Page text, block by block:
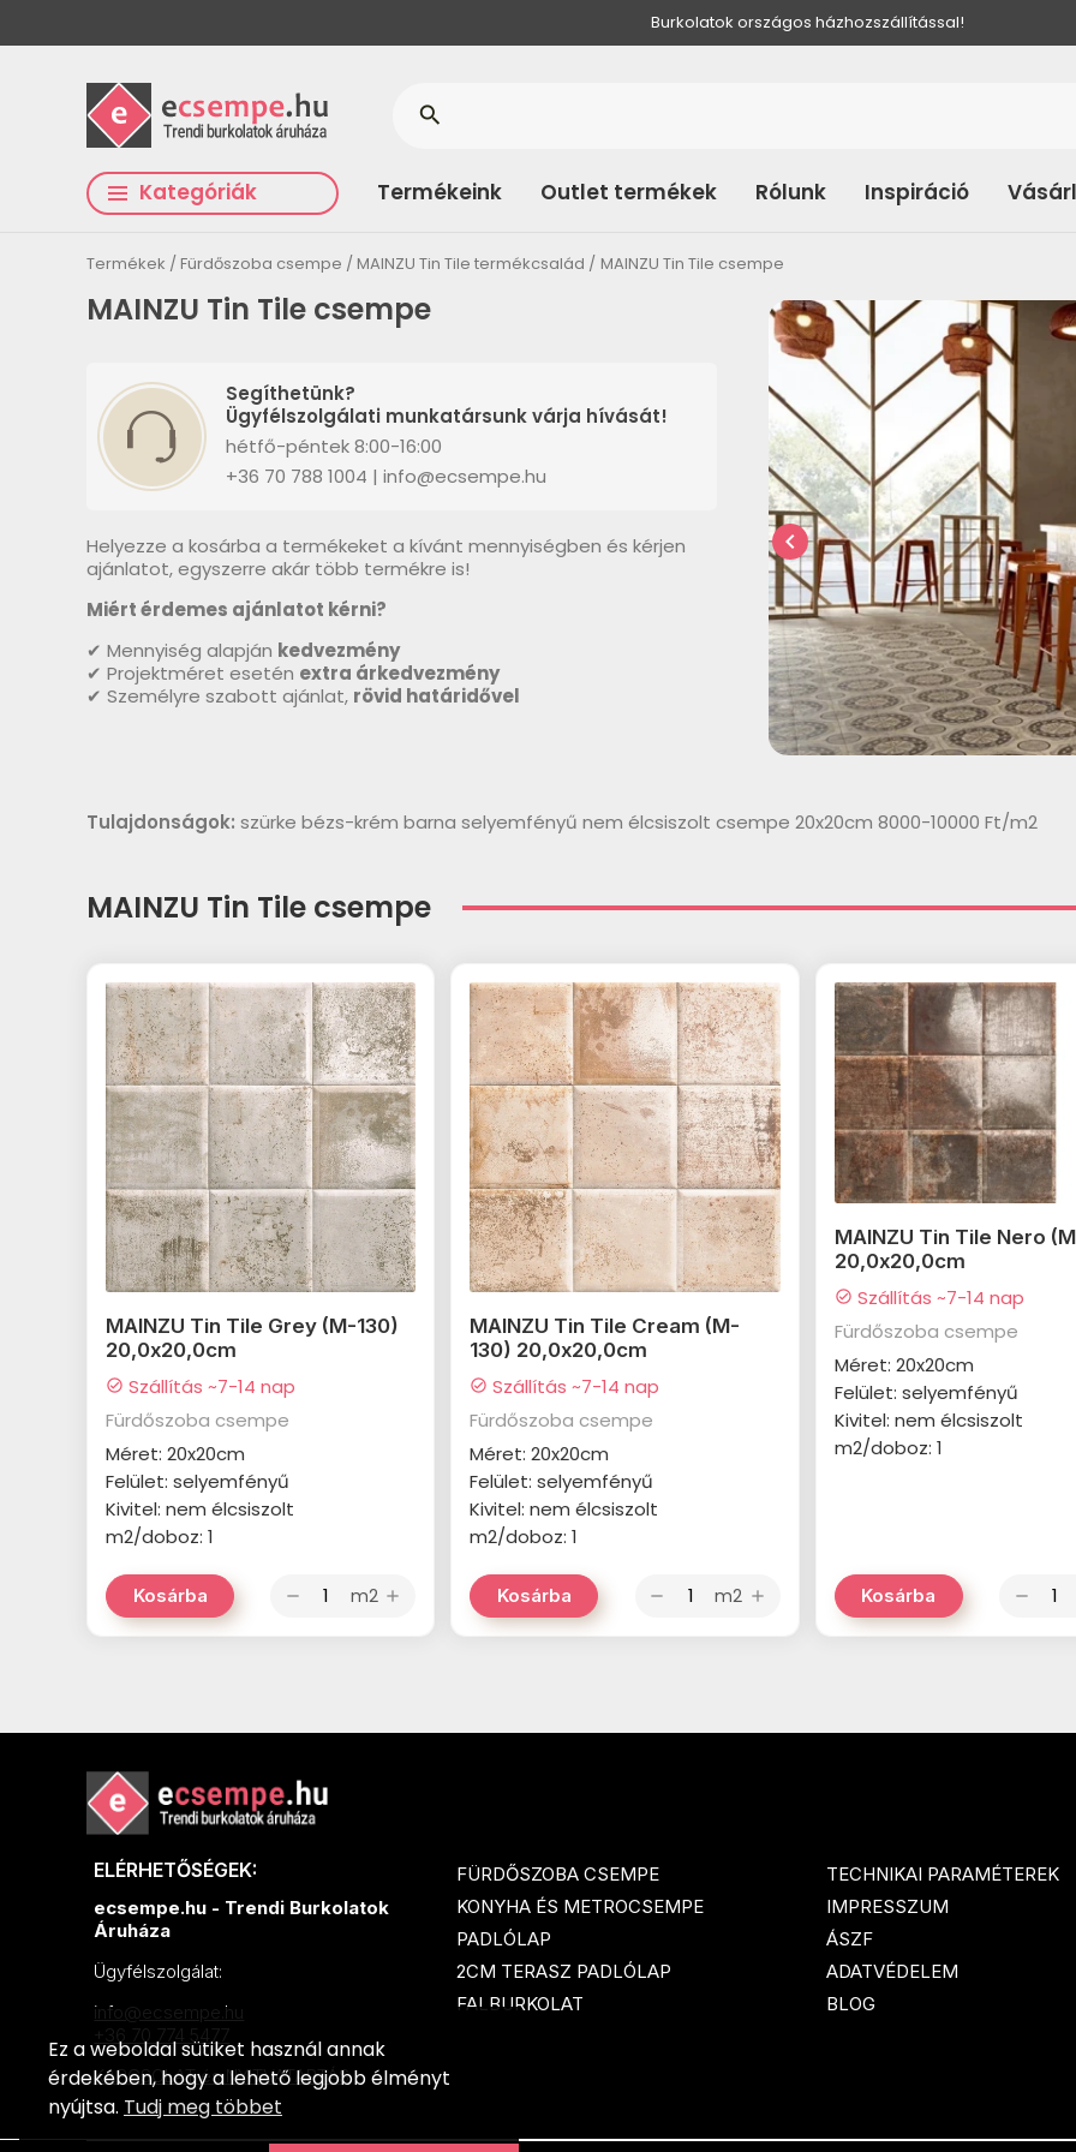
Burkolatok országos házhozszállítással!
Kategóriák Termékeink Outlet termékek Rólunk Inspiráció
search
Termékek Fürdőszoba csempe MAINZU Tin Tile termékcsalád MAINZU Tin Tile csempe
MAINZU Tin Tile csempe
Segíthetünk?
Ügyfélszolgálati munkatársunk várja hívását!
hétfő-péntek 8:00-16:00
+36 70 788 1004 | info@ecsempe.hu
Helyezze a kosárba a termékeket a kívánt mennyiségben és kérjen
ajánlatot, egyszerre akár több termékre is!
Miért érdemes ajánlatot kérni?
✔ Mennyiség alapján kedvezmény
✔ Projektméret esetén extra árkedvezmény
✔ Személyre szabott ajánlat, rövid határidővel
chevron_left
Tulajdonságok: szürke bézs-krém barna selyemfényű nem élcsiszolt csempe 20x20cm 8000-10000 Ft/m2
MAINZU Tin Tile csempe
MAINZU Tin Tile Grey (M-130)
20,0x20,0cm
check_circle Szállítás ~7-14 nap
Fürdőszoba csempe
Méret: 20x20cm
Felület: selyemfényű
Kivitel: nem élcsiszolt
m2/doboz: 1
Kosárba remove m2 add
MAINZU Tin Tile Cream (M-
130) 20,0x20,0cm
check_circle Szállítás ~7-14 nap
Fürdőszoba csempe
Méret: 20x20cm
Felület: selyemfényű
Kivitel: nem élcsiszolt
m2/doboz: 1
Kosárba remove m2 add
MAINZU Tin Tile Nero
20,0x20,0cm
check_circle Szállítás ~7-14 nap
Fürdőszoba csempe
Méret: 20x20cm
Felület: selyemfényű
Kivitel: nem élcsiszolt
m2/doboz: 1
Kosárba remove
ELÉRHETŐSÉGEK:
ecsempe.hu - Trendi Burkolatok
Áruháza
Ügyfélszolgálat:
info@ecsempe.hu
+36 70 774 5477
KAPCSOLAT és NYITVATARTÁS
FÜRDŐSZOBA CSEMPE
KONYHA ÉS METROCSEMPE
PADLÓLAP
2CM TERASZ PADLÓLAP
FALBURKOLAT
TECHNIKAI PARAMÉTEREK
IMPRESSZUM
ÁSZF
ADATVÉDELEM
BLOG
Ez a weboldal sütiket használ annak
érdekében, hogy a lehető legjobb élményt
nyújtsa. Tudj meg többet